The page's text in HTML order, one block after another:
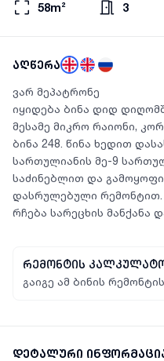
58m² 3
აღწერა
ვარ მეპატრონე
იყიდება ბინა დიდ
მესამე მიკრო რაიონი,
ბინა 248. წინა ხედით
სართულიანის მე-9
საძინებლით და
დასრულებული რემონტით.
რჩება სარეცხის მანქანა
რემონტის
გაიგე ამ ბინის
დეტალური